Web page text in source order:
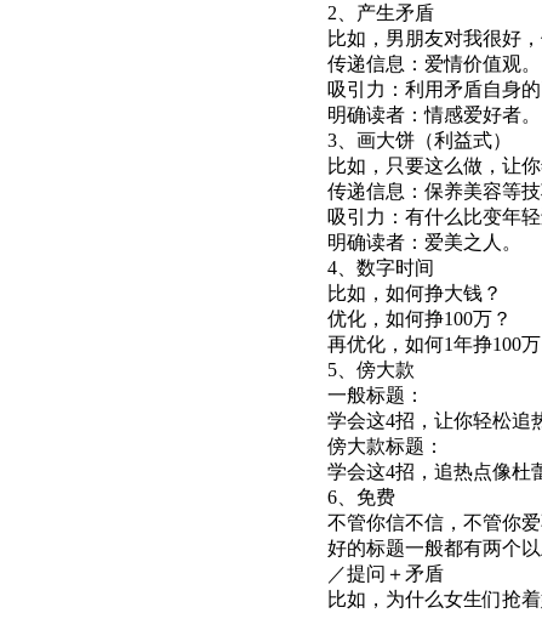
2、产生矛盾
比如，男朋友对我很好
传递信息：爱情价值观。
吸引力：利用矛盾自身的
明确读者：情感爱好者。
3、画大饼（利益式）
比如，只要这么做，让你
传递信息：保养美容等技
吸引力：有什么比变年轻
明确读者：爱美之人。
4、数字时间
比如，如何挣大钱？
优化，如何挣100万？
再优化，如何1年挣100万
5、傍大款
一般标题：
学会这4招，让你轻松追
傍大款标题：
学会这4招，追热点像杜
6、免费
不管你信不信，不管你
好的标题一般都有两个
／提问＋矛盾
比如，为什么女生们抢